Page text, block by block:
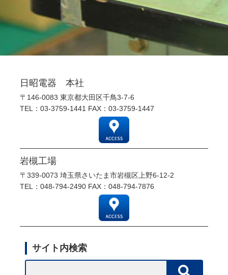
日昭電器 本社
〒146-0083 東京都大田区千鳥3-7-6
TEL： 03-3759-1441 FAX：03-3759-1447
岩槻工場
〒339-0073 埼玉県さいたま市岩槻区上野6-12-2
TEL： 048-794-2490 FAX：048-794-7876
サイト内検索